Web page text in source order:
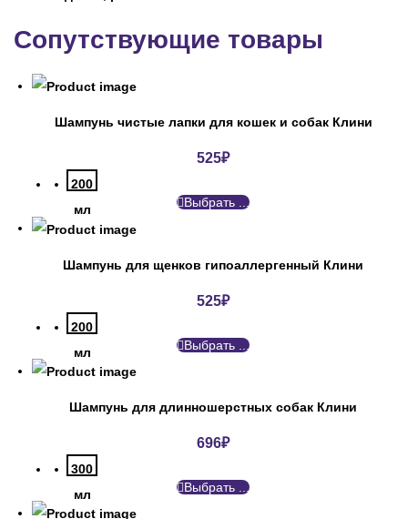
Сопутствующие товары
Шампунь чистые лапки для кошек и собак Клини
525₽
200
мл
Выбрать ...
Шампунь для щенков гипоаллергенный Клини
525₽
200
мл
Выбрать ...
Шампунь для длинношерстных собак Клини
696₽
300
мл
Выбрать ...